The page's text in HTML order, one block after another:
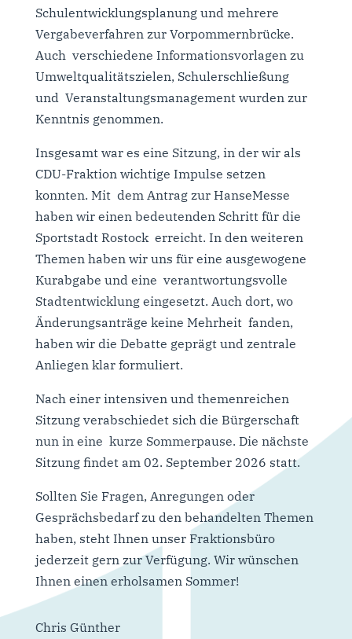
Schulentwicklungsplanung und mehrere
Vergabeverfahren zur Vorpommernbrücke.
Auch verschiedene Informationsvorlagen zu
Umweltqualitätszielen, Schulerschließung
und Veranstaltungsmanagement wurden zur
Kenntnis genommen.
Insgesamt war es eine Sitzung, in der wir als
CDU-Fraktion wichtige Impulse setzen
konnten. Mit dem Antrag zur HanseMesse
haben wir einen bedeutenden Schritt für die
Sportstadt Rostock erreicht. In den weiteren
Themen haben wir uns für eine ausgewogene
Kurabgabe und eine verantwortungsvolle
Stadtentwicklung eingesetzt. Auch dort, wo
Änderungsanträge keine Mehrheit fanden,
haben wir die Debatte geprägt und zentrale
Anliegen klar formuliert.
Nach einer intensiven und themenreichen
Sitzung verabschiedet sich die Bürgerschaft
nun in eine kurze Sommerpause. Die nächste
Sitzung findet am 02. September 2026 statt.
Sollten Sie Fragen, Anregungen oder
Gesprächsbedarf zu den behandelten Themen
haben, steht Ihnen unser Fraktionsbüro
jederzeit gern zur Verfügung. Wir wünschen
Ihnen einen erholsamen Sommer!
Chris Günther